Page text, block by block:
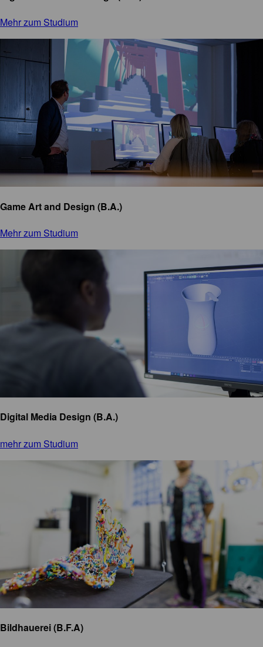
Mehr zum Studium
Game Art and Design (B.A.)
Mehr zum Studium
Digital Media Design (B.A.)
mehr zum Studium
Bildhauerei (B.F.A)